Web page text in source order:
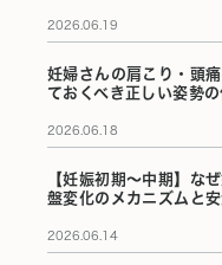
2026.06.19
妊婦さんの肩こり・頭
ておくべき正しい姿勢
2026.06.18
【妊娠初期〜中期】な
盤変化のメカニズムと
2026.06.14